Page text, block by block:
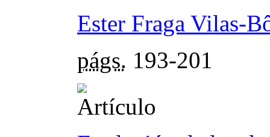
Ester Fraga Vilas-
págs. 193-201